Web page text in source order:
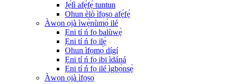
Jẹ́lì afẹ́fẹ́ tuntun
Ohun èlò ìfọṣọ afẹ́fẹ́
Àwọn ọjà ìwẹ̀nùmọ́ ilé
Ẹni tí ń fọ balùwẹ̀
Ẹni tí ń fọ ilẹ̀
Ohun ìfọmọ́ dígí
Ẹni tí ń fọ ibi ìdáná
Ẹni tí ń fọ ilé ìgbọ̀nsẹ̀
Àwọn ọjà ìfọṣọ